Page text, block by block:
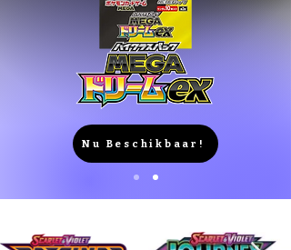
Nu Beschikbaar!